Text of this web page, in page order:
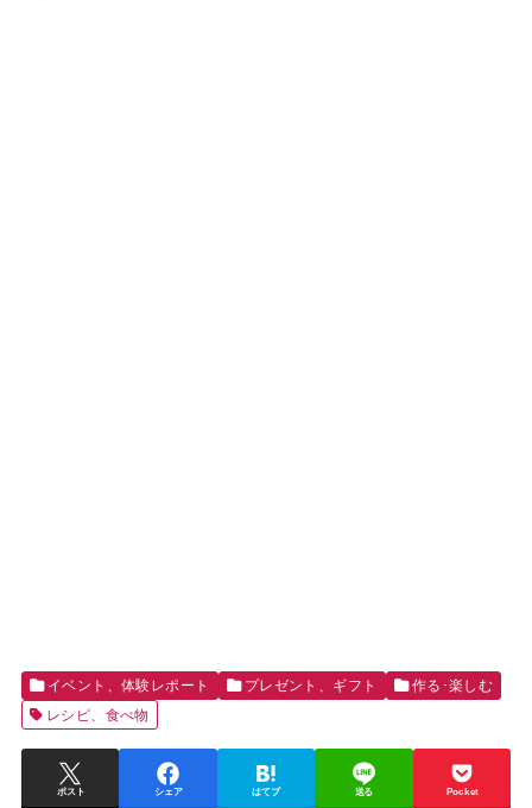
イベント、体験レポート プレゼント、ギフト
作る･楽しむ
レシピ、食べ物
ポスト シェア はてブ 送る Pocket